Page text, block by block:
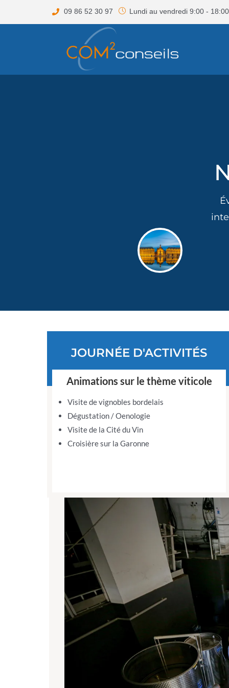
09 86 52 30 97 Lundi au vendredi 9:00 - 18:00
JOURNÉE D'ACTIVITÉS
Animations sur le thème viticole
Visite de vignobles bordelais
Dégustation / Oenologie
Visite de la Cité du Vin
Croisière sur la Garonne